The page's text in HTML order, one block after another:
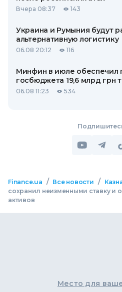
Вчера 08:37 143
Украина и Румыния будут
альтернативную логистику
06.08 20:12 116
Минфин в июле обеспечил
госбюджета 19,6 млрд грн
06.08 11:23 534
Finance.ua / Все новости /
сохранил неизменными ставку и
активов
Место для